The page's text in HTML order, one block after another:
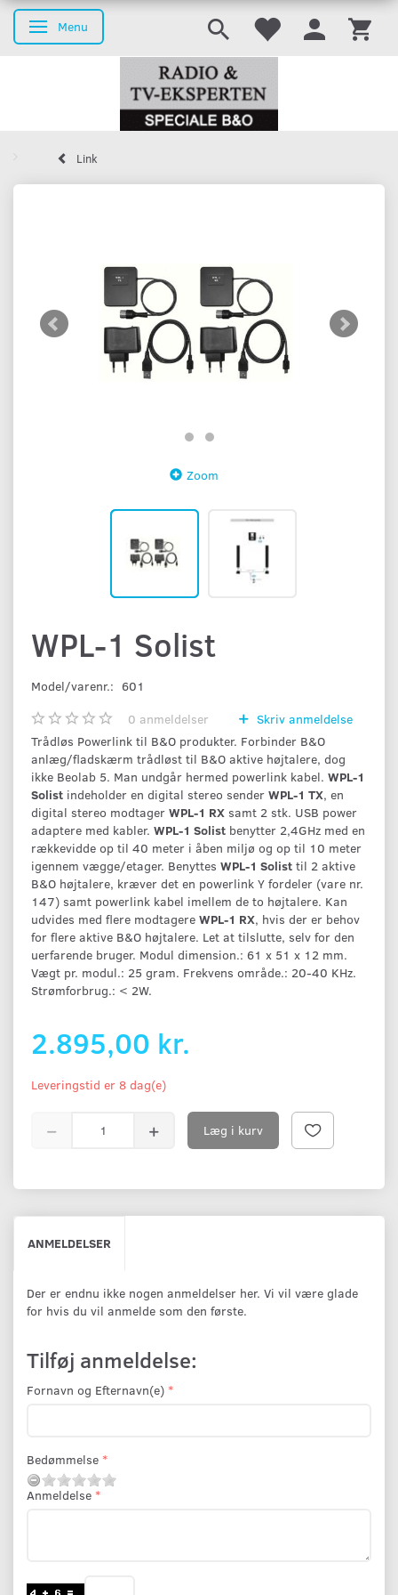
Skifte navigation
Menu
Link
Zoom
WPL-1 Solist
Model/varenr.: 601
0 anmeldelser
Skriv anmeldelse
Trådløs Powerlink til B&O produkter. Forbinder B&O
anlæg/fladskærm trådløst til B&O aktive højtalere, dog
ikke Beolab 5. Man undgår hermed powerlink kabel. WPL-1
Solist indeholder en digital stereo sender WPL-1 TX, en
digital stereo modtager WPL-1 RX samt 2 stk. USB power
adaptere med kabler. WPL-1 Solist benytter 2,4GHz med en
rækkevidde op til 40 meter i åben miljø og op til 10 meter
igennem vægge/etager. Benyttes WPL-1 Solist til 2 aktive
B&O højtalere, kræver det en powerlink Y fordeler (vare nr.
147) samt powerlink kabel imellem de to højtalere. Kan
udvides med flere modtagere WPL-1 RX, hvis der er behov
for flere aktive B&O højtalere. Let at tilslutte, selv for den
uerfarende bruger. Modul dimension.: 61 x 51 x 12 mm.
Vægt pr. modul.: 25 gram. Frekvens område.: 20-40 KHz.
Strømforbrug.: < 2W.
2.895,00 kr.
Leveringstid er 8 dag(e)
Læg i kurv
ANMELDELSER
Der er endnu ikke nogen anmeldelser her. Vi vil være glade
for hvis du vil anmelde som den første.
Tilføj anmeldelse:
Fornavn og Efternavn(e)
Bedømmelse
Anmeldelse